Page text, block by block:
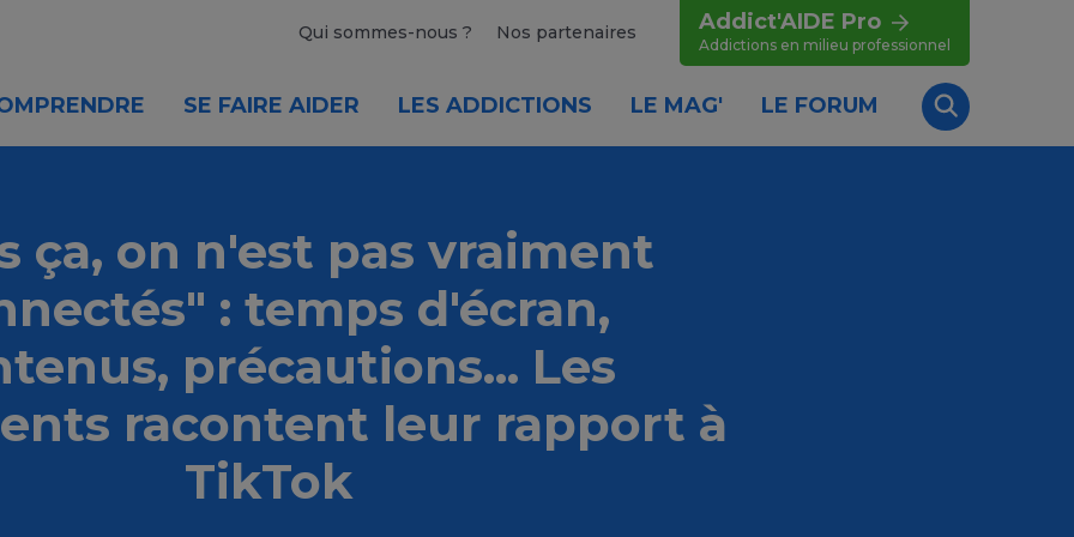
Qui sommes-nous ? Nos partenaires Addict'AIDE Pro
Addictions en milieu professionnel
SE FAIRE AIDER LES ADDICTIONS LE MAG' LE FORUM
Recherche
ça, on n'est pas vraiment
: temps d'écran,
précautions... Les
racontent leur rapport à
TikTok